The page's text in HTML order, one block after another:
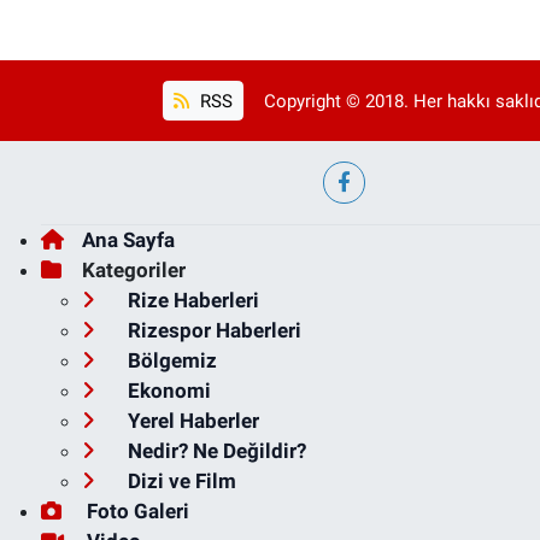
RSS Copyright © 2018. Her hakkı
Ana Sayfa
Kategoriler
Rize Haberleri
Rizespor Haberleri
Bölgemiz
Ekonomi
Yerel Haberler
Nedir? Ne Değildir?
Dizi ve Film
Foto Galeri